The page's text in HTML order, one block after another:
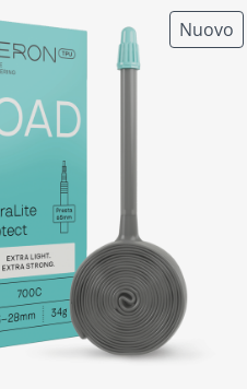
Nuovo